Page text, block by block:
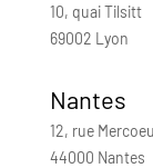
10, quai Tilsitt
69002 Lyon
Nantes
12, rue
44000 Nantes